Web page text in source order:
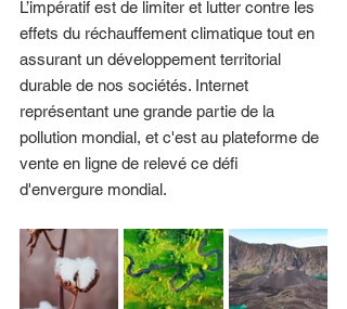
L’impératif est de limiter et lutter contre les
effets du réchauffement climatique tout en
assurant un développement territorial
durable de nos sociétés. Internet
représentant une grande partie de la
pollution mondial, et c'est au plateforme de
vente en ligne de relevé ce défi
d'envergure mondial.